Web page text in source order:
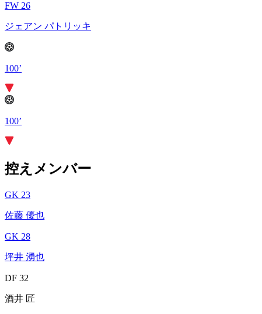
FW 26
ジェアン パトリッキ
100’
100’
控えメンバー
GK 23
佐藤 優也
GK 28
坪井 湧也
DF 32
酒井 匠